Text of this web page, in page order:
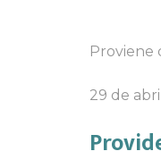
Proviene
29 de